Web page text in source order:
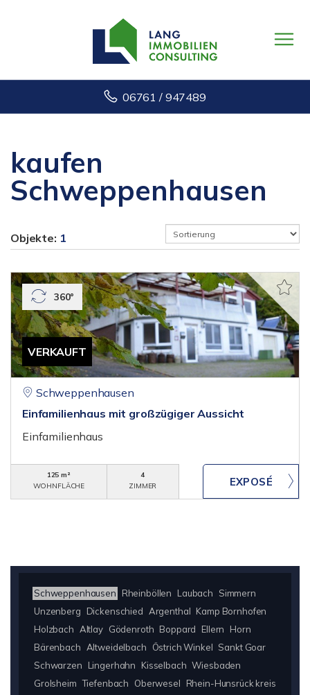
06761 / 947489
kaufen
Schweppenhausen
Objekte: 1
VERKAUFT
360°
Schweppenhausen
Einfamilienhaus mit großzügiger Aussicht
Einfamilienhaus
125 m²
WOHNFLÄCHE
4
ZIMMER
Schweppenhausen Rheinböllen Laubach
Simmern
Unzenberg
Dickenschied Argenthal Kamp Bornhofen
Holzbach Altlay Gödenroth Boppard Ellern
Horn
Bärenbach Altweidelbach Östrich Winkel Sankt Goar
Schwarzen
Lingerhahn Kisselbach Wiesbaden
Grolsheim Tiefenbach Oberwesel
Rhein-Hunsrück kreis